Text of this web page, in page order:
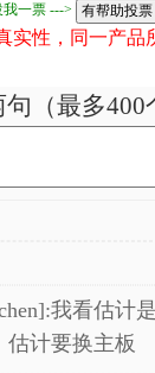
一票 --->
实性，同一产
（最多400
我看估计
估计要换主板